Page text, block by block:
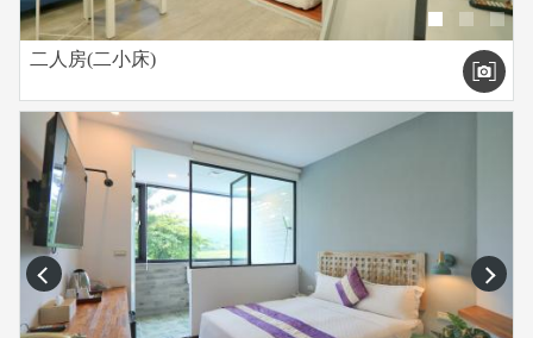
二人房(二小床)
prev next